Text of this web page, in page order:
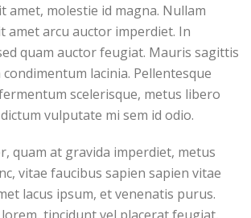
amet, molestie id magna. Nullam
amet arcu auctor imperdiet. In
quam auctor feugiat. Mauris sagittis
lacinia. Pellentesque
scelerisque, metus libero
vulputate mi sem id odio.
quam at gravida imperdiet, metus
vitae faucibus sapien sapien vitae
lacus ipsum, et venenatis purus.